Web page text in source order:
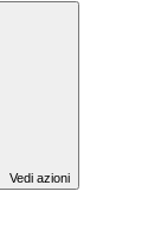
Vedi azioni